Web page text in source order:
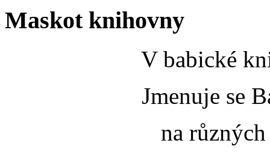
Maskot knihovny
V babické
Jmenuje se
na